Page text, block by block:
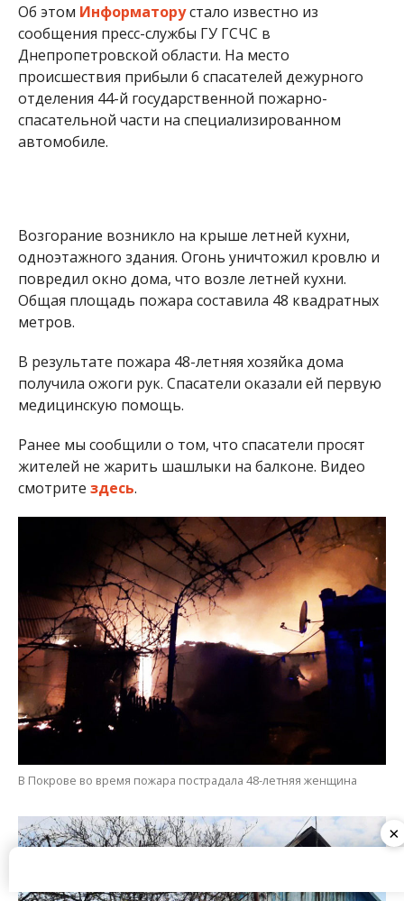
Об этом Информаторустало известно из
сообщения пресс-службы ГУ ГСЧС в
Днепропетровской области. На место
происшествия прибыли 6 спасателей дежурного
отделения 44-й государственной пожарно-
спасательной части на специализированном
автомобиле.
Возгорание возникло на крыше летней кухни,
одноэтажного здания. Огонь уничтожил кровлю и
повредил окно дома, что возле летней кухни.
Общая площадь пожара составила 48 квадратных
метров.
В результате пожара 48-летняя хозяйка дома
получила ожоги рук. Спасатели оказали ей первую
медицинскую помощь.
Ранее мы сообщили о том, что спасатели просят
жителей не жарить шашлыки на балконе. Видео
смотрите здесь.
В Покрове во время пожара пострадала 48-летняя женщина
×